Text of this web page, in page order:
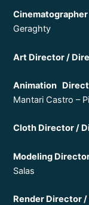
Geraghty
Art Director /
Animation
Mantari Castro –
Cloth Director /
Modeling
Salas
Render Director